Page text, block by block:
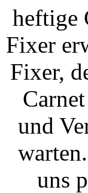
heftige
Fixer
Fixer,
und
uns